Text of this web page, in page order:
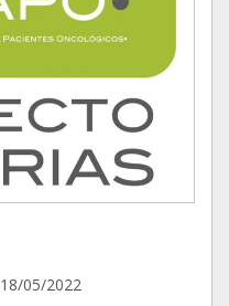
18/05/2022